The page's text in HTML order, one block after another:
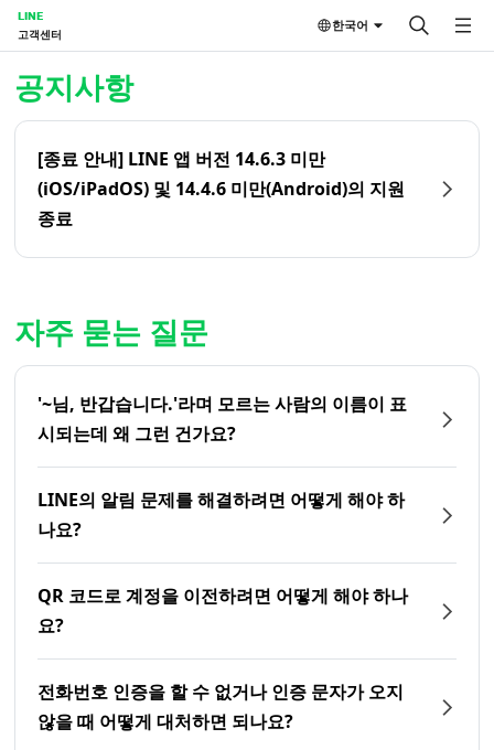
LINE
고객센터
한국어
공지사항
[종료 안내] LINE 앱 버전 14.6.3 미만
(iOS/iPadOS) 및 14.4.6 미만(Android)의 지원
종료
자주 묻는 질문
'~님, 반갑습니다.'라며 모르는 사람의 이름이 표
시되는데 왜 그런 건가요?
LINE의 알림 문제를 해결하려면 어떻게 해야 하
나요?
QR 코드로 계정을 이전하려면 어떻게 해야 하나
요?
전화번호 인증을 할 수 없거나 인증 문자가 오지
않을 때 어떻게 대처하면 되나요?